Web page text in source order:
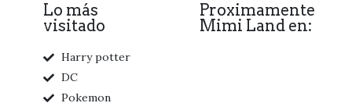
Lo más
visitado
Harry potter
DC
Pokemon
Proximamente
Mimi Land en: